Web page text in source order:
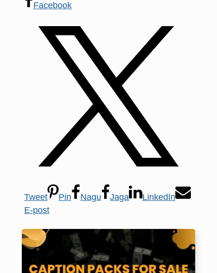
Facebook
Tweet Pin Nagu Jaga
LinkedIn
E-post